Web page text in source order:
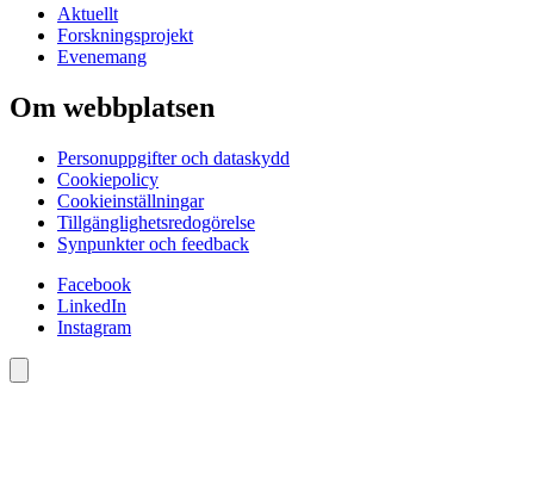
Aktuellt
Forskningsprojekt
Evenemang
Om webbplatsen
Personuppgifter och dataskydd
Cookiepolicy
Cookieinställningar
Tillgänglighetsredogörelse
Synpunkter och feedback
Facebook
LinkedIn
Instagram